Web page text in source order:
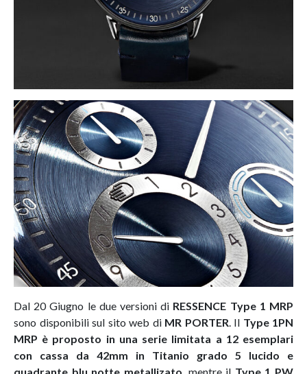
Dal 20 Giugno le due versioni di RESSENCE Type 1 MRP
sono disponibili sul sito web di MR PORTER . Il Type 1PN
MRP è proposto in una serie limitata a 12 esemplari
con cassa da 42mm in Titanio grado 5 lucido e
quadrante blu notte metallizato , mentre il Type 1 PW